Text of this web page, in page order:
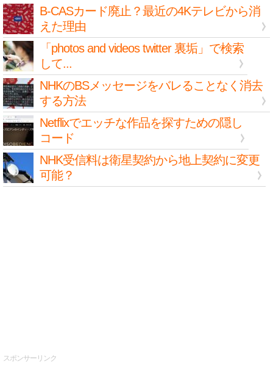
B-CASカード廃止？最近の4Kテレビから消
えた理由
「photos and videos twitter 裏垢」で検索
して...
NHKのBSメッセージをバレることなく消去
する方法
Netflixでエッチな作品を探すための隠し
コード
NHK受信料は衛星契約から地上契約に変更
可能？
スポンサーリンク